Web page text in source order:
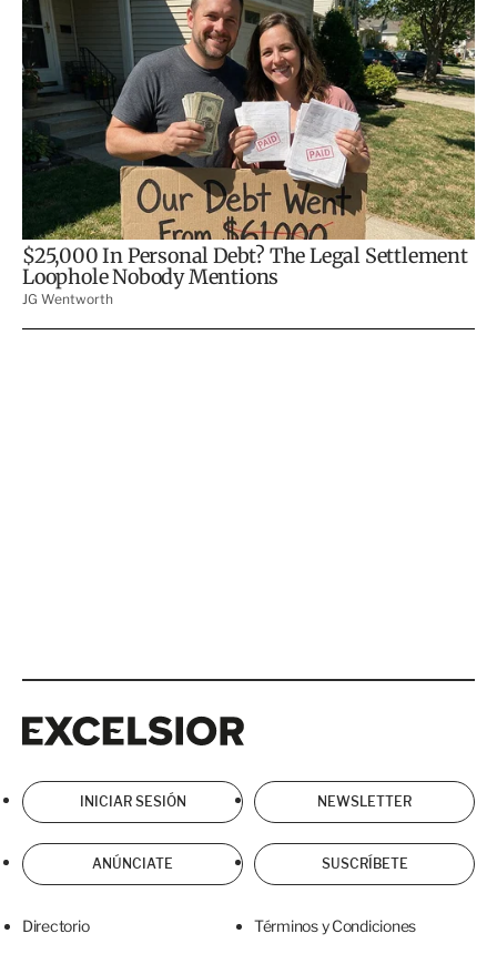
INICIAR SESIÓN NEWSLETTER
ANÚNCIATE SUSCRÍBETE
Directorio Términos y Condiciones